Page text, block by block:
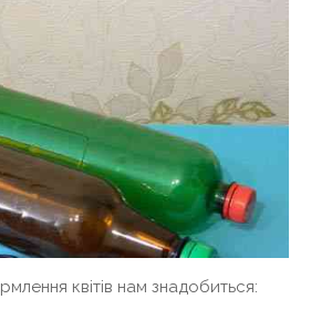
квітів нам знадобиться: